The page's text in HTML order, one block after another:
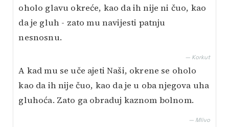
oholo glavu okreće, kao da ih nije ni čuo, kao
da je gluh - zato mu navijesti patnju
nesnosnu.
— Korkut
A kad mu se uče ajeti Naši, okrene se oholo
kao da ih nije čuo, kao da je u oba njegova uha
gluhoća. Zato ga obraduj kaznom bolnom.
— Mlivo